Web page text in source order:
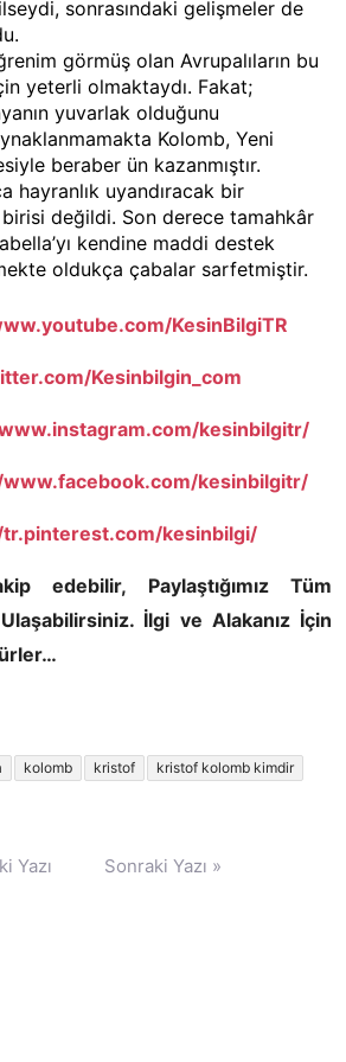
sonrasındaki gelişmeler de
görmüş olan Avrupalıların bu
yeterli olmaktaydı. Fakat;
yuvarlak olduğunu
Kolomb, Yeni
beraber ün kazanmıştır.
hayranlık uyandıracak bir
değildi. Son derece tamahkâr
kendine maddi destek
oldukça çabalar sarfetmiştir.
KesinBilgiTR
Kesinbilgin_com
kesinbilgitr/
kesinbilgitr/
kesinbilgi/
edebilir, Paylaştığımız Tüm
İlgi ve Alakanız İçin
kolomb kristof
kristof kolomb kimdir
Yazı Sonraki Yazı »